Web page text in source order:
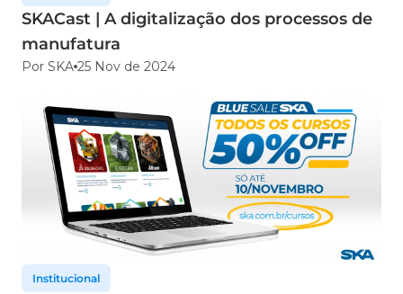
SKACast | A digitalização dos processos de
manufatura
Por SKA 25 Nov de 2024
Institucional